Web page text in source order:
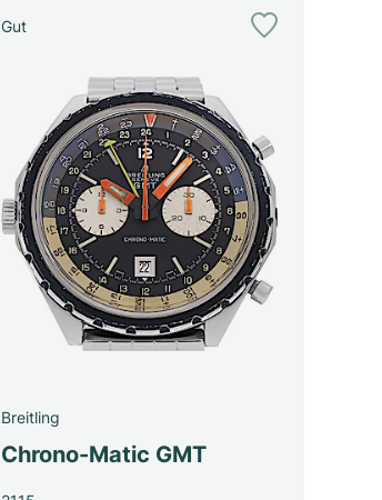
Gut
Breitling
Chrono-Matic GMT